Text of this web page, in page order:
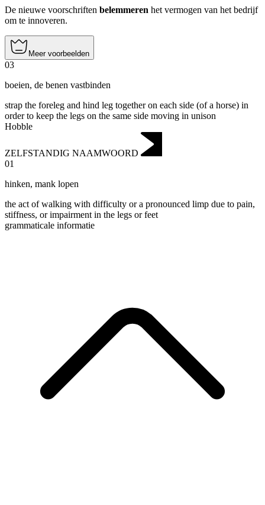
De nieuwe voorschriften belemmeren het vermogen van het bedrijf
om te innoveren.
Meer voorbeelden
03
boeien, de benen vastbinden
strap the foreleg and hind leg together on each side (of a horse) in
order to keep the legs on the same side moving in unison
Hobble
ZELFSTANDIG NAAMWOORD
01
hinken, mank lopen
the act of walking with difficulty or a pronounced limp due to pain,
stiffness, or impairment in the legs or feet
grammaticale informatie